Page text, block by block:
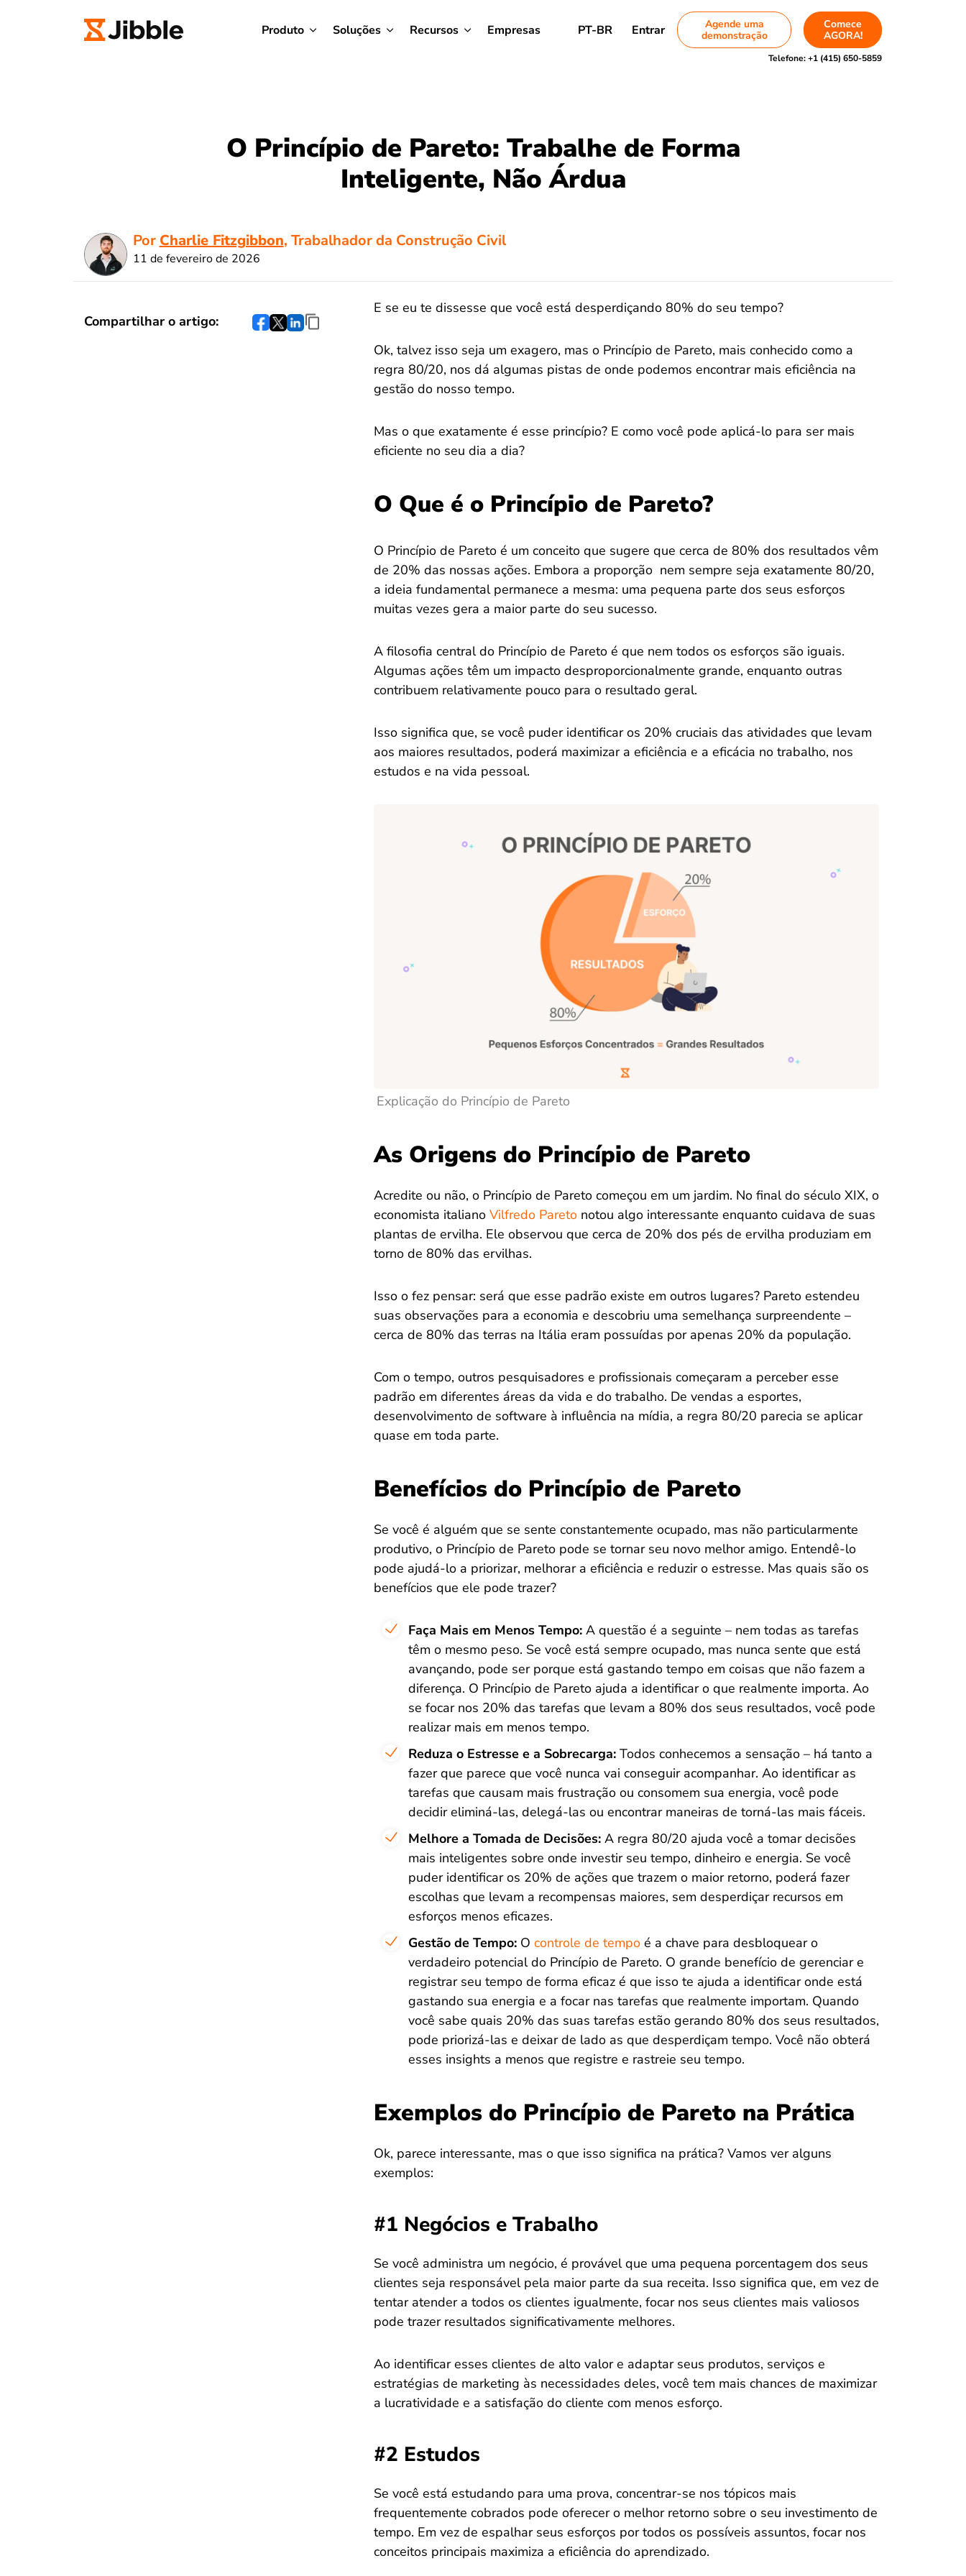
Produto Soluções Recursos Empresas PT-BR Entrar
Agende uma
demonstração
Comece
AGORA!
Telefone:+1 (415) 650-5859
O Princípio de Pareto: Trabalhe de Forma
Inteligente, Não Árdua
Por Charlie Fitzgibbon, Trabalhador da Construção Civil
11 de fevereiro de 2026
Compartilhar o artigo:
E se eu te dissesse que você está desperdiçando 80% do seu tempo?
Ok, talvez isso seja um exagero, mas o Princípio de Pareto, mais conhecido como a
regra 80/20, nos dá algumas pistas de onde podemos encontrar mais eficiência na
gestão do nosso tempo.
Mas o que exatamente é esse princípio? E como você pode aplicá-lo para ser mais
eficiente no seu dia a dia?
O Que é o Princípio de Pareto?
O Princípio de Pareto é um conceito que sugere que cerca de 80% dos resultados vêm
de 20% das nossas ações. Embora a proporção nem sempre seja exatamente 80/20,
a ideia fundamental permanece a mesma: uma pequena parte dos seus esforços
muitas vezes gera a maior parte do seu sucesso.
A filosofia central do Princípio de Pareto é que nem todos os esforços são iguais.
Algumas ações têm um impacto desproporcionalmente grande, enquanto outras
contribuem relativamente pouco para o resultado geral.
Isso significa que, se você puder identificar os 20% cruciais das atividades que levam
aos maiores resultados, poderá maximizar a eficiência e a eficácia no trabalho, nos
estudos e na vida pessoal.
Explicação do Princípio de Pareto
As Origens do Princípio de Pareto
Acredite ou não, o Princípio de Pareto começou em um jardim. No final do século XIX, o
economista italiano Vilfredo Paretonotou algo interessante enquanto cuidava de suas
plantas de ervilha. Ele observou que cerca de 20% dos pés de ervilha produziam em
torno de 80% das ervilhas.
Isso o fez pensar: será que esse padrão existe em outros lugares? Pareto estendeu
suas observações para a economia e descobriu uma semelhança surpreendente –
cerca de 80% das terras na Itália eram possuídas por apenas 20% da população.
Com o tempo, outros pesquisadores e profissionais começaram a perceber esse
padrão em diferentes áreas da vida e do trabalho. De vendas a esportes,
desenvolvimento de software à influência na mídia, a regra 80/20 parecia se aplicar
quase em toda parte.
Benefícios do Princípio de Pareto
Se você é alguém que se sente constantemente ocupado, mas não particularmente
produtivo, o Princípio de Pareto pode se tornar seu novo melhor amigo. Entendê-lo
pode ajudá-lo a priorizar, melhorar a eficiência e reduzir o estresse. Mas quais são os
benefícios que ele pode trazer?
Faça Mais em Menos Tempo: A questão é a seguinte – nem todas as tarefas
têm o mesmo peso. Se você está sempre ocupado, mas nunca sente que está
avançando, pode ser porque está gastando tempo em coisas que não fazem a
diferença. O Princípio de Pareto ajuda a identificar o que realmente importa. Ao
se focar nos 20% das tarefas que levam a 80% dos seus resultados, você pode
realizar mais em menos tempo.
Reduza o Estresse e a Sobrecarga: Todos conhecemos a sensação – há tanto a
fazer que parece que você nunca vai conseguir acompanhar. Ao identificar as
tarefas que causam mais frustração ou consomem sua energia, você pode
decidir eliminá-las, delegá-las ou encontrar maneiras de torná-las mais fáceis.
Melhore a Tomada de Decisões: A regra 80/20 ajuda você a tomar decisões
mais inteligentes sobre onde investir seu tempo, dinheiro e energia. Se você
puder identificar os 20% de ações que trazem o maior retorno, poderá fazer
escolhas que levam a recompensas maiores, sem desperdiçar recursos em
esforços menos eficazes.
Gestão de Tempo: O controle de tempoé a chave para desbloquear o
verdadeiro potencial do Princípio de Pareto. O grande benefício de gerenciar e
registrar seu tempo de forma eficaz é que isso te ajuda a identificar onde está
gastando sua energia e a focar nas tarefas que realmente importam. Quando
você sabe quais 20% das suas tarefas estão gerando 80% dos seus resultados,
pode priorizá-las e deixar de lado as que desperdiçam tempo. Você não obterá
esses insights a menos que registre e rastreie seu tempo.
Exemplos do Princípio de Pareto na Prática
Ok, parece interessante, mas o que isso significa na prática? Vamos ver alguns
exemplos:
#1 Negócios e Trabalho
Se você administra um negócio, é provável que uma pequena porcentagem dos seus
clientes seja responsável pela maior parte da sua receita. Isso significa que, em vez de
tentar atender a todos os clientes igualmente, focar nos seus clientes mais valiosos
pode trazer resultados significativamente melhores.
Ao identificar esses clientes de alto valor e adaptar seus produtos, serviços e
estratégias de marketing às necessidades deles, você tem mais chances de maximizar
a lucratividade e a satisfação do cliente com menos esforço.
#2 Estudos
Se você está estudando para uma prova, concentrar-se nos tópicos mais
frequentemente cobrados pode oferecer o melhor retorno sobre o seu investimento de
tempo. Em vez de espalhar seus esforços por todos os possíveis assuntos, focar nos
conceitos principais maximiza a eficiência do aprendizado.